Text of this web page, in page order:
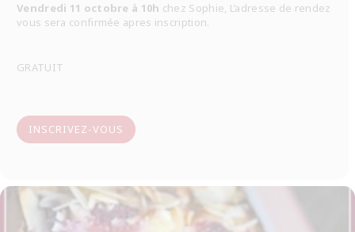
Vendredi 11 octobre à 10h chez Sophie, L’adresse de rendez
vous sera confirmée apres inscription.
GRATUIT
INSCRIVEZ-VOUS